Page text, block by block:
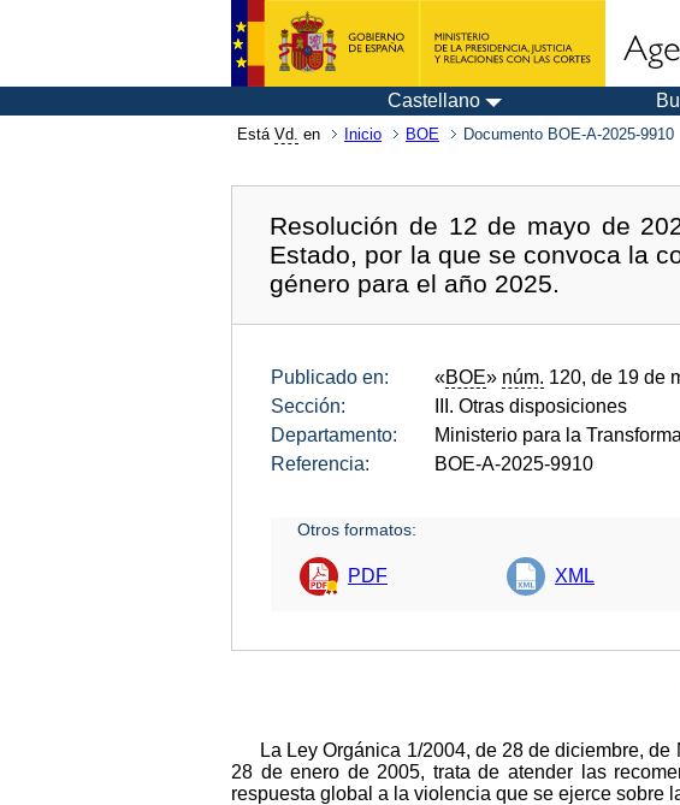
Castellano
Está Vd. en Inicio BOE Documento BOE-A-2025-9910
Resolución de 12 de mayo de
Estado, por la que se convoca la
género para el año 2025.
Publicado en: «BOE» núm. 120, de 19 de
Sección:
III. Otras disposiciones
Departamento:
Ministerio para la
Referencia:
BOE-A-2025-9910
Otros formatos:
PDF XML
La Ley Orgánica 1/2004, de 28 de diciembre,
28 de enero de 2005, trata de atender las
respuesta global a la violencia que se ejerce sobre